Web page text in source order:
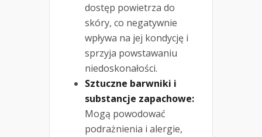
dostęp powietrza do
skóry, co negatywnie
wpływa na jej kondycję i
sprzyja powstawaniu
niedoskonałości.
Sztuczne barwniki i
substancje zapachowe:
Mogą powodować
podrażnienia i alergie,